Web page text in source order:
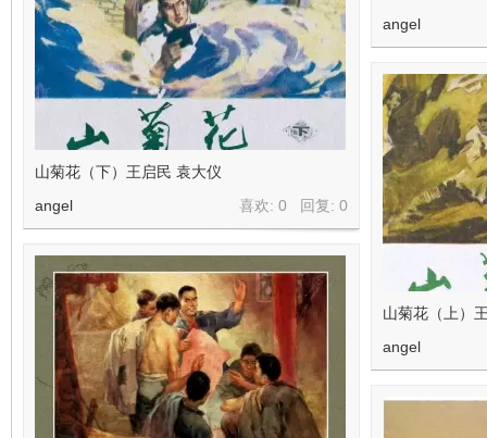
angel
山菊花（下）王启民 袁大仪
喜欢: 0 回复: 0
angel
山菊花（上）
angel